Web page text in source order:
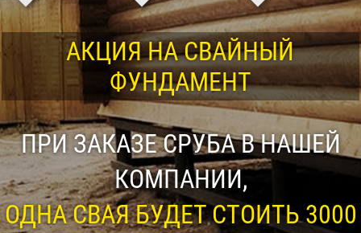
АКЦИЯ НА СВАЙНЫЙ
ФУНДАМЕНТ
ПРИ ЗАКАЗЕ СРУБА В НАШЕЙ
КОМПАНИИ,
ОДНА СВАЯ БУДЕТ СТОИТЬ 3000